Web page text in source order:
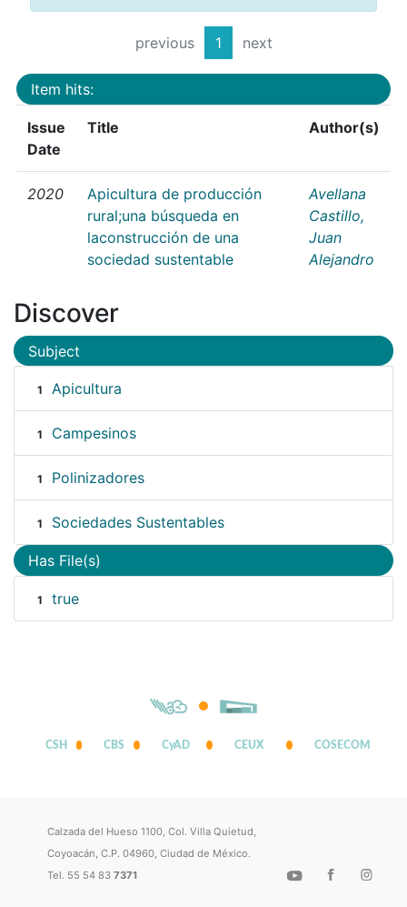
previous 1 next
Item hits:
Issue
Date
Title Author(s)
2020
Apicultura de producción
rural;una búsqueda en
laconstrucción de una
sociedad sustentable
Avellana
Castillo,
Juan
Alejandro
Discover
Subject
1 Apicultura
1 Campesinos
1 Polinizadores
1 Sociedades Sustentables
Has File(s)
1 true
CSH CBS CyAD CEUX COSECOM
Calzada del Hueso 1100, Col. Villa Quietud,
Coyoacán, C.P. 04960, Ciudad de México.
Tel. 55 54 837371